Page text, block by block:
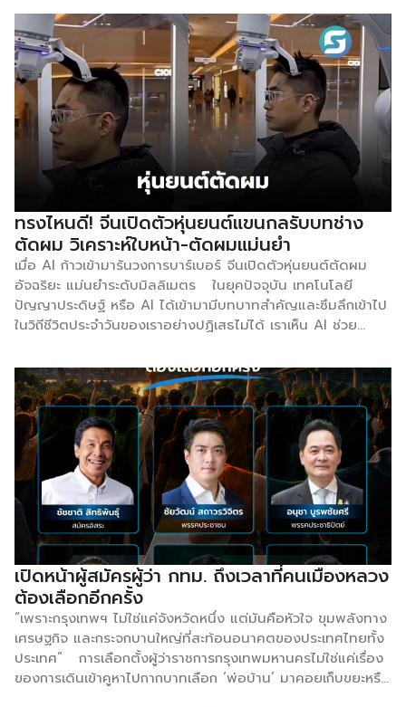
ตักเตือน รวมถึงกวดขันมาตรฐานการปฏิบัติงานของพนักงาน
อย่างเข้มงวดในทันที เพื่อไม่ให้เกิดเหตุการณ์นี้อีกในอนาคต […]
เป็นของคุณ” หายไปพร้อมกับฝูงชน ปฏิกิริยาแรกของคุณคือ
อะไร? สำหรับคนจำนวนมาก คำตอบคือ “เก็บเป็นความลับไว้
ก่อน” นั่นคือจุดกำเนิดของพฤติกรรมที่โลกออนไลน์เรียกว่า
Gatekeeping ที่ไม่อยากให้ร้านค้าที่เราคุ้นเคยต้องโด่งดัง โดย
คำนี้หากนำไปใช้ในโลกของสื่อสารมวลชนจะหมายถึงผู้ควบคุม
ประตูที่จะคอยคัดสรรค์ว่าประเด็นไหนจะสามารถนำมาเผยแพร่ต่อ
สาธารณะได้ อย่างไรก็ตาม ในบริบทปัจจุบัน Gatekeeping
หมายถึงพฤติกรรมที่คนจงใจ ไม่เปิดเผยข้อมูล เกี่ยวกับสิ่งที่ตัว
เองชอบ ไม่ว่าจะเป็นร้านอาหาร คาเฟ่ แบรนด์เสื้อผ้า เพลง หรือ
แหล่งท่องเที่ยว เพื่อป้องกันไม่ให้สิ่งนั้น “กลายเป็นของแมส”
ตัวอย่างที่เห็นบ่อยที่สุดคือโพสต์รูปอาหารสวยงามลง
Instagram แต่ ไม่ tag ร้าน หรือให้ข้อมูลที่คลุมเครือโดยเจตนา
เมื่อมีคนถามว่าร้านอยู่ที่ไหน เราสามารถวิเคราะห์เพื่อหาคำตอบ
ว่าทำไมคนถึงไม่อยากให้ร้านโปรด […]
ทรงไหนดี! จีนเปิดตัวหุ่นยนต์แขนกลรับบทช่าง
ตัดผม วิเคราะห์ใบหน้า-ตัดผมแม่นยำ
เมื่อ AI ก้าวเข้ามารันวงการบาร์เบอร์ จีนเปิดตัวหุ่นยนต์ตัดผม
อัจฉริยะ แม่นยำระดับมิลลิเมตร ในยุคปัจจุบัน เทคโนโลยี
ปัญญาประดิษฐ์ หรือ AI ได้เข้ามามีบทบาทสำคัญและซึมลึกเข้าไป
ในวิถีชีวิตประจำวันของเราอย่างปฏิเสธไม่ได้ เราเห็น AI ช่วย
วินิจฉัยโรคทางการแพทย์ แต่ล่าสุด นวัตกรรมสุดล้ำนี้ได้ก้าวข้าม
ผ่านหน้าจอและห้องแล็บ ออกมาโลดแล่นในภาคธุรกิจบริการที่
ต้องใช้ทักษะความเชี่ยวชาญเฉพาะตัวสูง อย่าง “วงการช่าง
ตัดผม” เป็นที่เรียบร้อยแล้ว เมื่อประเทศจีนได้เปิดตัวนวัตกรรม
สุดทึ่งที่จะมาเปลี่ยนประสบการณ์การเข้าร้านบาร์เบอร์แบบเดิม ๆ
ไปตลอดกาล นวัตกรรมดังกล่าวมาในรูปแบบของ “ซุ้มตัดผม
หุ่นยนต์ขับเคลื่อนด้วย AI” ที่ทำงานได้อย่างอัจฉริยะและไร้รอย
ต่อ โดยระบบจะเริ่มต้นด้วยการใช้เทคโนโลยีกล้องและการ
เซนเซอร์ขั้นสูงเพื่อ สแกนศีรษะและใบหน้าของลูกค้าแบบ 3 มิติ
(3D Scan) เพื่อคำนวณโครงสร้างรูปหน้าและความหนาแน่นของ
เส้นผม จากนั้น แขนกลอัจฉริยะจะเริ่มลงมือตัดผมด้วยความ
แม่นยำสูงชนิดที่เรียกว่า แม่นยำในระดับมิลลิเมตร มอบทรงผมที่
เป๊ะและตรงใจตามที่บลูพริ้นท์วางไว้ ลดความเสี่ยงเรื่องการสื่อสาร
คลาดเคลื่อนระหว่างช่างกับลูกค้าที่หลายคนเคยเจอ ไฮไลต์
สำคัญ: นอกจากความแม่นยำและปลอดภัยแล้ว สิ่งที่น่าดึงดูดใจ
ที่สุดคือเรื่องของราคา เพราะบริการตัดผมอัจฉริยะนี้มีค่าใช้จ่าย
เพียง 60 หยวน (ประมาณ 288 บาท) ต่อครั้งเท่านั้น […]
เปิดหน้าผู้สมัครผู้ว่า กทม. ถึงเวลาที่คนเมืองหลวง
ต้องเลือกอีกครั้ง
“เพราะกรุงเทพฯ ไม่ใช่แค่จังหวัดหนึ่ง แต่มันคือหัวใจ ขุมพลังทาง
เศรษฐกิจ และกระจกบานใหญ่ที่สะท้อนอนาคตของประเทศไทยทั้ง
ประเทศ” การเลือกตั้งผู้ว่าราชการกรุงเทพมหานครไม่ใช่แค่เรื่อง
ของการเดินเข้าคูหาไปกากบาทเลือก ‘พ่อบ้าน’ มาคอยเก็บขยะหรือ